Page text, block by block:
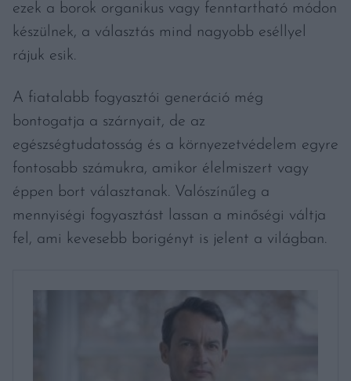
ezek a borok organikus vagy fenntartható módon
készülnek, a választás mind nagyobb eséllyel
rájuk esik.
A fiatalabb fogyasztói generáció még
bontogatja a szárnyait, de az
egészségtudatosság és a környezetvédelem egyre
fontosabb számukra, amikor élelmiszert vagy
éppen bort választanak. Valószínűleg a
mennyiségi fogyasztást lassan a minőségi váltja
fel, ami kevesebb borigényt is jelent a világban.